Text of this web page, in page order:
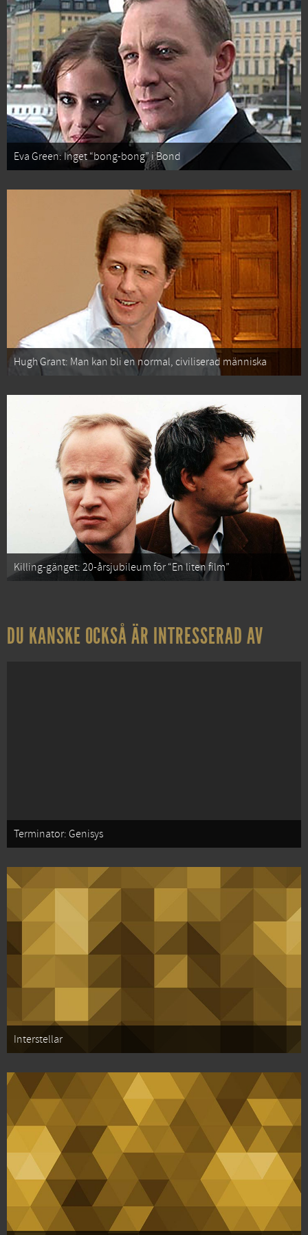
Eva Green: Inget “bong-bong” i Bond
Hugh Grant: Man kan bli en normal, civiliserad människa
Killing-gänget: 20-årsjubileum för “En liten film”
DU KANSKE OCKSÅ ÄR INTRESSERAD AV
Terminator: Genisys
Interstellar